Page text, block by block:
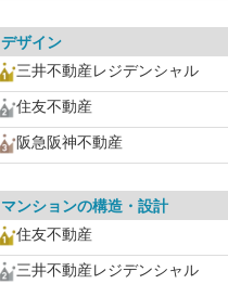
デザイン
三井不動産レジデンシャル
住友不動産
阪急阪神不動産
マンションの構造・設計
住友不動産
三井不動産レジデンシャル